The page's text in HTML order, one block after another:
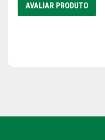
AVALIAR PRODUTO